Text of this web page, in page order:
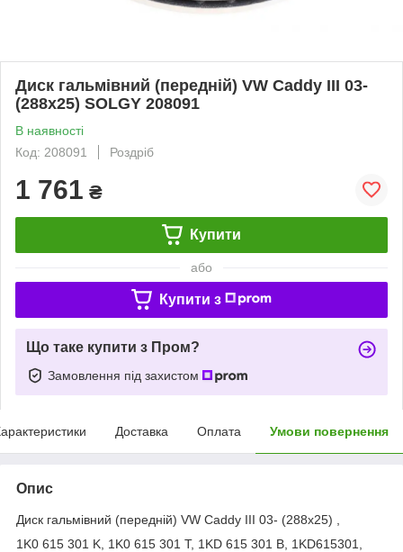
Диск гальмівний (передній) VW Caddy III 03-
(288x25) SOLGY 208091
В наявності
Код: 208091
Роздріб
1 761 ₴
Купити
або
Купити з
Що таке купити з Пром?
Замовлення під захистом
Доставка Оплата Умови повернення
Опис
Диск гальмівний (передній) VW Caddy III 03- (288x25) ,
1K0 615 301 K, 1K0 615 301 T, 1KD 615 301 B, 1KD615301,